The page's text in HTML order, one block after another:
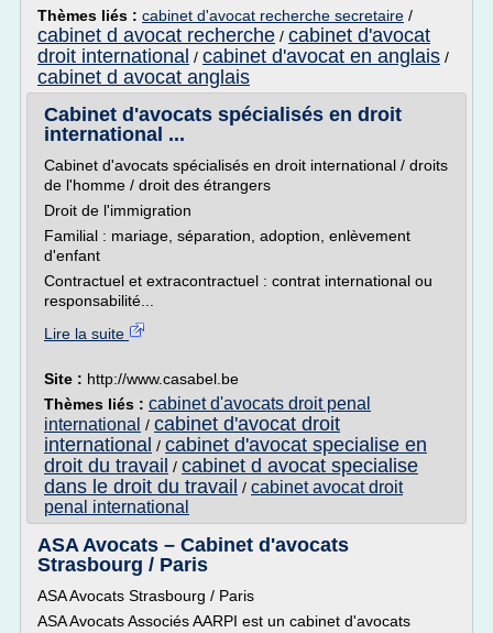
Thèmes liés : cabinet d'avocat recherche secretaire /
cabinet d avocat recherche / cabinet d'avocat
droit international / cabinet d'avocat en anglais /
cabinet d avocat anglais
Cabinet d'avocats spécialisés en droit
international ...
Cabinet d'avocats spécialisés en droit international / droits
de l'homme / droit des étrangers
Droit de l'immigration
Familial : mariage, séparation, adoption, enlèvement
d'enfant
Contractuel et extracontractuel : contrat international ou
responsabilité...
Lire la suite
Site : http://www.casabel.be
Thèmes liés : cabinet d'avocats droit penal
international / cabinet d'avocat droit
international / cabinet d'avocat specialise en
droit du travail / cabinet d avocat specialise
dans le droit du travail / cabinet avocat droit
penal international
ASA Avocats – Cabinet d'avocats
Strasbourg / Paris
ASA Avocats Strasbourg / Paris
ASA Avocats Associés AARPI est un cabinet d'avocats